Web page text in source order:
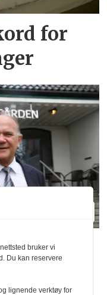
for
for
bruker vi
Du kan reservere
lignende verktøy for